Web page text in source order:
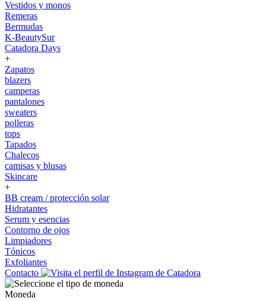
Vestidos y monos
Remeras
Bermudas
K-BeautySur
Catadora Days
+
Zapatos
blazers
camperas
pantalones
sweaters
polleras
tops
Tapados
Chalecos
camisas y blusas
Skincare
+
BB cream / protección solar
Hidratantes
Serum y esencias
Contorno de ojos
Limpiadores
Tónicos
Exfoliantes
Contacto
Moneda